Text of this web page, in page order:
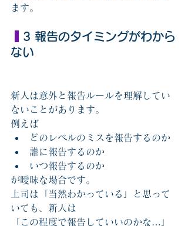
ます。
3 報告のタイミングがわから
ない
新人は意外と報告ルールを理解してい
ないことがあります。
例えば
どのレベルのミスを報告するのか
誰に報告するのか
いつ報告するのか
が曖昧な場合です。
上司は「当然わかっている」と思って
いても、新人は
「この程度で報告していいのかな…」